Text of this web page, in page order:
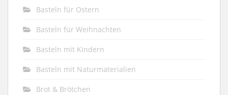
Basteln für Ostern
Basteln für Weihnachten
Basteln mit Kindern
Basteln mit Naturmaterialien
Brot & Brötchen